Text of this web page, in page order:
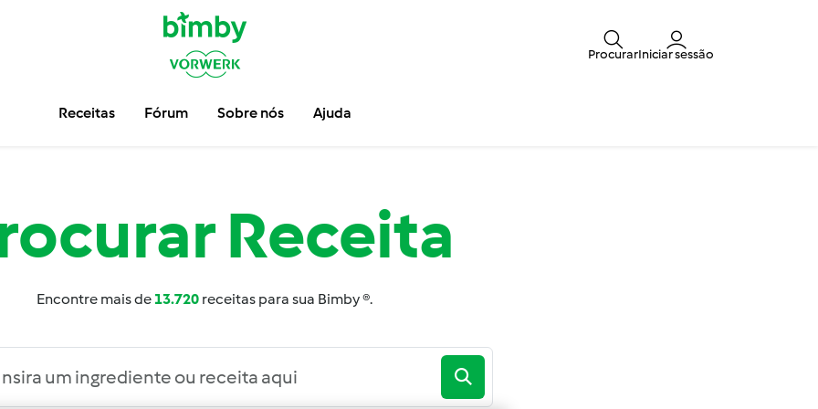
ProcurarIniciar sessão
Receitas Fórum Sobre nós Ajuda
Receita
Encontre mais de13.720 receitas para sua Bimby ®.